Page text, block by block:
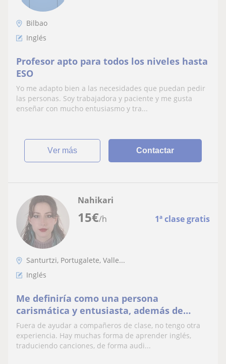
Bilbao
Inglés
Profesor apto para todos los niveles hasta
ESO
Yo me adapto bien a las necesidades que puedan pedir
las personas. Soy trabajadora y paciente y me gusta
enseñar con mucho entusiasmo y tra...
ver más Contactar
15€/h 1ª clase gratis
Nahikari
Santurtzi, Portugalete, Valle...
Inglés
Me definiría como una persona
carismática y entusiasta, además de
comprensiva y con gran paciencia.
Fuera de ayudar a compañeros de clase, no tengo otra
experiencia. Hay muchas forma de aprender inglés,
traduciendo canciones, de forma audi...